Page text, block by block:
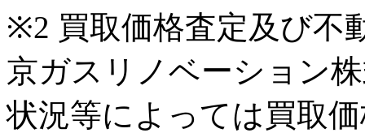
※2 買取価格査定及び不
京ガスリノベーション
状況等によっては買取